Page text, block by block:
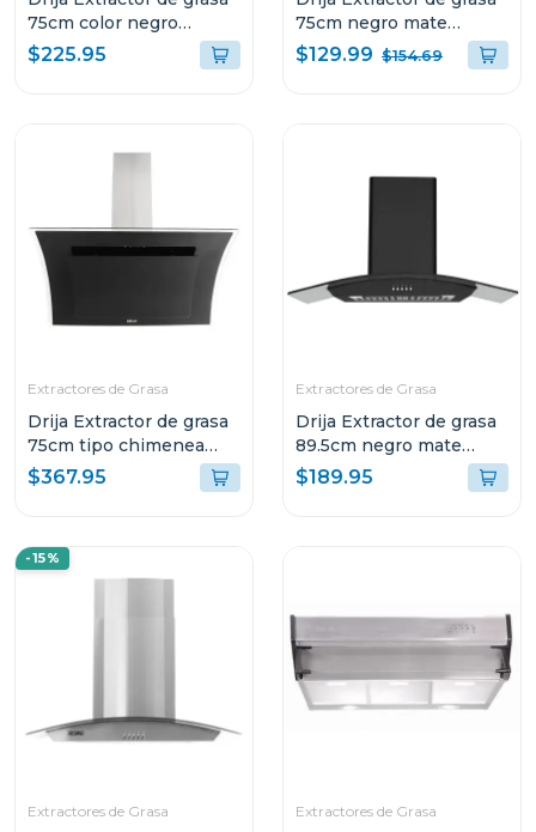
75cm color negro
quadrato 76
$225.95
75cm negro mate
galaxy76
$129.99 $154.69
Extractores de Grasa
Drija Extractor de grasa
75cm tipo chimenea
diamonds
$367.95
Extractores de Grasa
Drija Extractor de grasa
89.5cm negro mate
galaxy90
$189.95
-15%
Extractores de Grasa Extractores de Grasa